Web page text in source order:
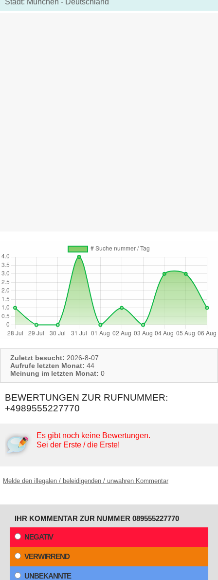
Stadt: München - Deutschland
Zuletzt besucht: 2026-8-07
Aufrufe letzten Monat: 44
Meinung im letzten Monat: 0
BEWERTUNGEN ZUR RUFNUMMER:
+4989555227770
Es gibt noch keine Bewertungen.
Sei der Erste / die Erste!
Melde den illegalen / beleidigenden / unwahren Kommentar
IHR KOMMENTAR ZUR NUMMER 089555227770
NEGATIV
VERWIRREND
UNBEKANNTE